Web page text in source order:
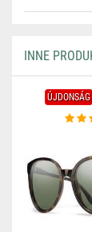
INNE
ÚJDONSÁG